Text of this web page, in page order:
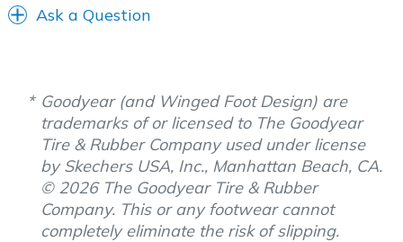
Ask a Question
Goodyear (and Winged Foot Design) are
trademarks of or licensed to The Goodyear
Tire & Rubber Company used under license
by Skechers USA, Inc., Manhattan Beach, CA.
© 2026 The Goodyear Tire & Rubber
Company. This or any footwear cannot
completely eliminate the risk of slipping.